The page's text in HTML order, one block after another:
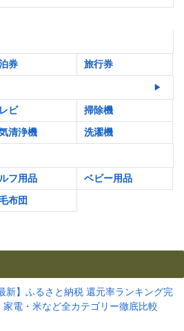
券 旅行券
ビ
掃除機
清浄機 洗濯機
フ用品
ベビー用品
布団
新】ふるさと納税 還元率ランキング完
家電・米など全カテゴリー徹底比較